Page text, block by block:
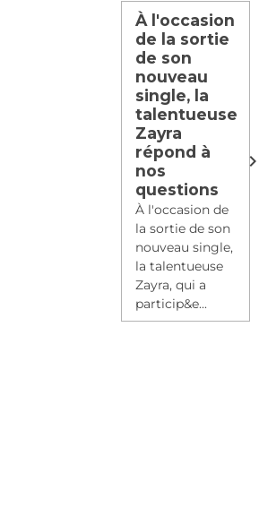
À l'occasion
de la sortie
de son
nouveau
single, la
talentueuse
Zayra
répond à
nos
questions
À l'occasion de
la sortie de son
nouveau single,
la talentueuse
Zayra, qui a
particip&e...